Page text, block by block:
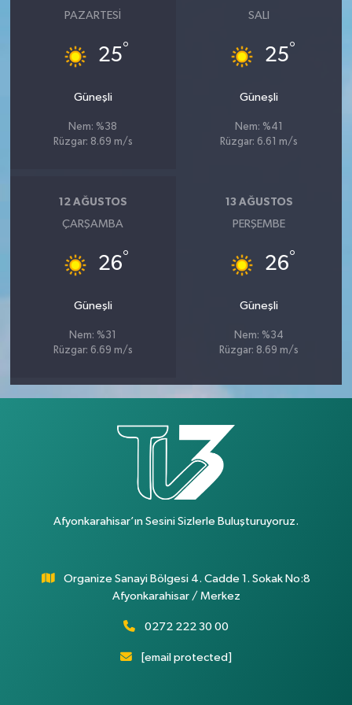
PAZARTESI
25°
Güneşli
Nem: %38
Rüzgar: 8.69 m/s
SALI
25°
Güneşli
Nem: %41
Rüzgar: 6.61 m/s
12 AĞUSTOS
ÇARŞAMBA
26°
Güneşli
Nem: %31
Rüzgar: 6.69 m/s
13 AĞUSTOS
PERŞEMBE
26°
Güneşli
Nem: %34
Rüzgar: 8.69 m/s
Afyonkarahisar’ın Sesini Sizlerle Buluşturuyoruz.
Organize Sanayi Bölgesi 4. Cadde 1. Sokak No:8
Afyonkarahisar / Merkez
0272 222 30 00
[email protected]